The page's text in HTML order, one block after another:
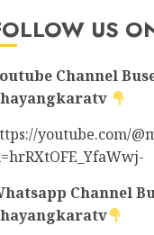
US
Channel
youtube.com/
Channel